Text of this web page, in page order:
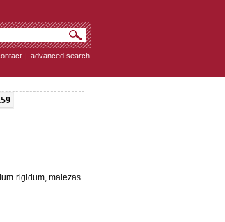
| advanced search
rigidum, malezas